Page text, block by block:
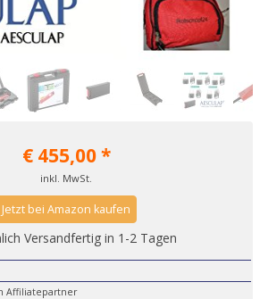
€ 455,00*
inkl. MwSt.
Jetzt bei Amazon kaufen
Versandfertig in 1-2 Tagen
Affiliatepartner